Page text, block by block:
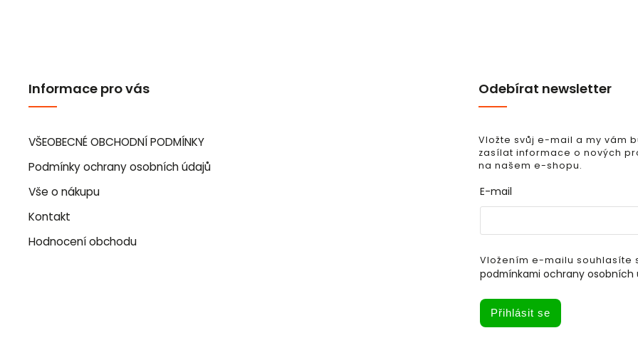
Informace pro vás
VŠEOBECNÉ OBCHODNÍ PODMÍNKY
Podmínky ochrany osobních údajů
Vše o nákupu
Kontakt
Hodnocení obchodu
Odebírat newsletter
Vložte svůj e-mail a my vám
zasílat informace o nových
na našem e-shopu.
E-mail
Vložením e-mailu souhlasíte
podmínkami ochrany osobních
Přihlásit se